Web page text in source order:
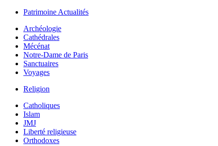
Patrimoine Actualités
Archéologie
Cathédrales
Mécénat
Notre-Dame de Paris
Sanctuaires
Voyages
Religion
Catholiques
Islam
JMJ
Liberté religieuse
Orthodoxes